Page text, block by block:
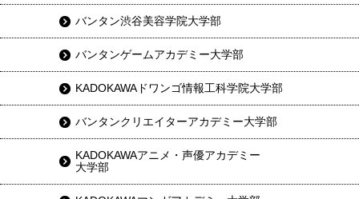
バンタン渋谷美容学院大学部
バンタンゲームアカデミー大学部
KADOKAWAドワンゴ情報工科学院大学部
バンタンクリエイターアカデミー大学部
KADOKAWAアニメ・声優アカデミー
大学部